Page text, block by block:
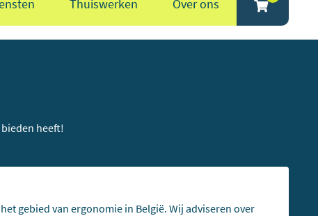
Thuiswerken Over ons
heeft!
gebied van ergonomie in België. Wij adviseren over